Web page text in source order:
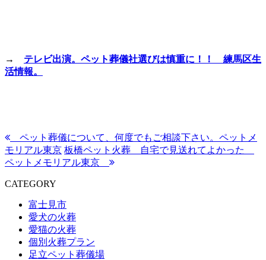
→ テレビ出演。ペット葬儀社選びは慎重に！！ 練馬区生
活情報。
ペット葬儀について、何度でもご相談下さい。ペットメ
モリアル東京 板橋ペット火葬 自宅で見送れてよかった
ペットメモリアル東京
CATEGORY
富士見市
愛犬の火葬
愛猫の火葬
個別火葬プラン
足立ペット葬儀場